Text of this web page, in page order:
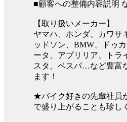
■顧客への整備内容説明
【取り扱いメーカー】
ヤマハ、ホンダ、カワサ
ッドソン、BMW、ドゥ
ータ、アプリリア、ト
スタ、ベスパ…など豊富
ます！
★バイク好きの先輩社員
で盛り上がることも珍